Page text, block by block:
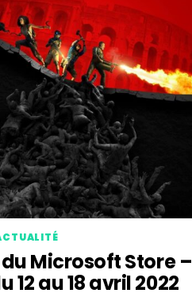
Microsoft Store –
12 au 18 avril 2022